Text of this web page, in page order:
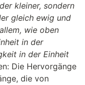
kleiner, sondern
gleich ewig und
wie oben
in der
in der Einheit
Die Hervorgänge
die von